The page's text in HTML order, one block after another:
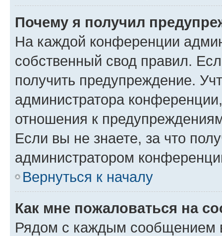
Почему я получил
На каждой конференции
собственный свод правил.
получить предупреждение.
администратора
отношения к
Если вы не знаете, за что
администратором
Вернуться к началу
Как мне пожаловаться на
Рядом с каждым сообщением